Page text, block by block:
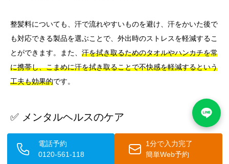
整髪料についても、汗で流れやすいものを避け、汗をかいた後で
も対応できる製品を選ぶことで、外出時のストレスを軽減するこ
とができます。また、 汗を拭き取るためのタオルやハンカチを常
に携帯し、こまめに汗を拭き取ることで不快感を軽減するという
工夫も効果的です。
✅ メンタルヘルスのケア
頭部多汗症は外見上わかりやすい症状であるため、当事者が感じ
る恥ずかしさや社会不安は大きく、精神的な負担につながること
電話予約
0120-561-118
1分で入力完了
簡単Web予約